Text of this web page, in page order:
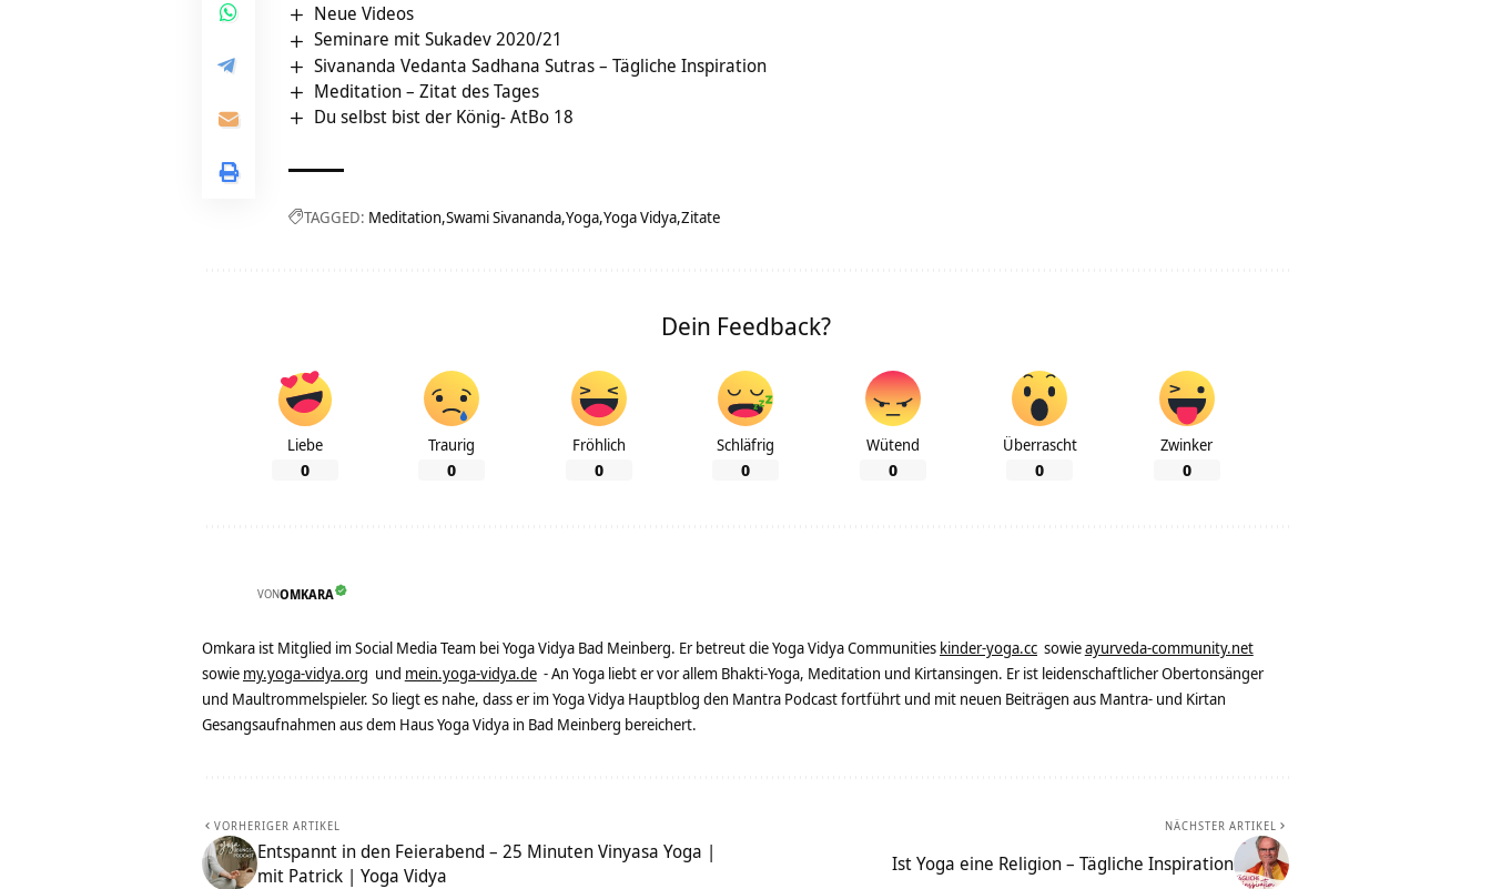
Neue Videos
Seminare mit Sukadev 2020/21
Sivananda Vedanta Sadhana Sutras – Tägliche Inspiration
Meditation – Zitat des Tages
Du selbst bist der König- AtBo 18
TAGGED: Meditation Swami Sivananda Yoga Yoga Vidya Zitate
Dein Feedback?
Liebe
0
Traurig
0
Fröhlich
0
Schläfrig
0
Wütend
0
Überrascht
0
Zwinker
0
VONOMKARA
Omkara ist Mitglied im Social Media Team bei Yoga Vidya Bad Meinberg. Er betreut die Yoga Vidya Communities kinder-yoga.cc sowieayurveda-community.net
sowie my.yoga-vidya.org und mein.yoga-vidya.de - An Yoga liebt er vor allem Bhakti-Yoga, Meditation und Kirtansingen. Er ist leidenschaftlicher Obertonsänger
und Maultrommelspieler. So liegt es nahe, dass er im Yoga Vidya Hauptblog den Mantra Podcast fortführt und mit neuen Beiträgen aus Mantra- und Kirtan
Gesangsaufnahmen aus dem Haus Yoga Vidya in Bad Meinberg bereichert.
VORHERIGER ARTIKEL
Entspannt in den Feierabend – 25 Minuten Vinyasa Yoga |
mit Patrick | Yoga Vidya
NÄCHSTER ARTIKEL
Ist Yoga eine Religion – Tägliche Inspiration